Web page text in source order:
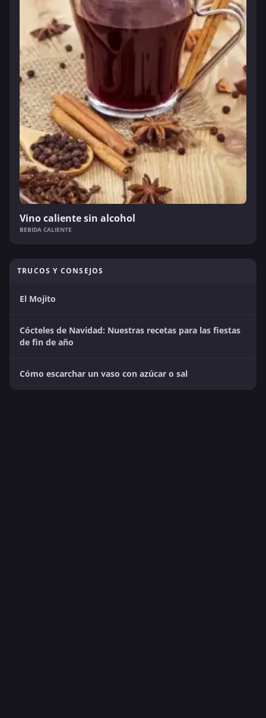
Vino caliente sin alcohol
BEBIDA CALIENTE
TRUCOS Y CONSEJOS
El Mojito
Cócteles de Navidad: Nuestras recetas para las fiestas
de fin de año
Cómo escarchar un vaso con azúcar o sal